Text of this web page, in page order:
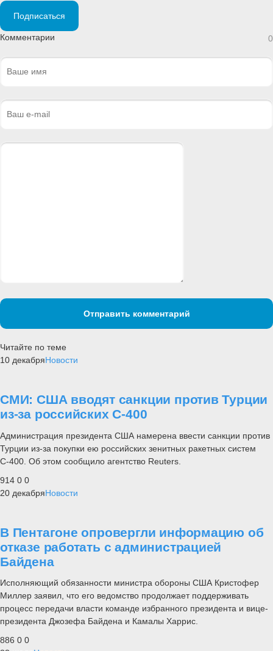
Подписаться
Комментарии 0
Отправить комментарий
Читайте по теме
10 декабряНовости
СМИ: США вводят санкции против Турции
из-за российских С-400
Администрация президента США намерена ввести санкции против
Турции из-за покупки ею российских зенитных ракетных систем
С-400. Об этом сообщило агентство Reuters.
914 0 0
20 декабряНовости
В Пентагоне опровергли информацию об
отказе работать с администрацией
Байдена
Исполняющий обязанности министра обороны США Кристофер
Миллер заявил, что его ведомство продолжает поддерживать
процесс передачи власти команде избранного президента и вице-
президента Джозефа Байдена и Камалы Харрис.
886 0 0